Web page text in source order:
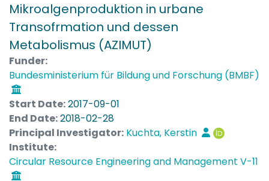
Mikroalgenproduktion in urbane
Transofrmation und dessen
Metabolismus (AZIMUT)
Funder:
Bundesministerium für Bildung und Forschung (BMBF)
Start Date:2017-09-01
End Date:2018-02-28
Principal Investigator: Kuchta, Kerstin
Institute:
Circular Resource Engineering and Management V-11